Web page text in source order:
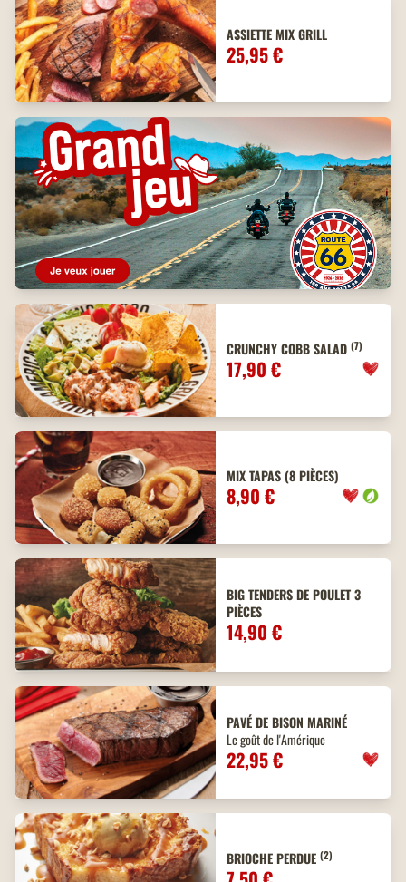
ASSIETTE MIX GRILL
25,95 €
CRUNCHY COBB SALAD (7)
17,90 €
MIX TAPAS (8 PIÈCES)
8,90 €
BIG TENDERS DE POULET 3
PIÈCES
14,90 €
PAVÉ DE BISON MARINÉ
Le goût de l'Amérique
22,95 €
BRIOCHE PERDUE (2)